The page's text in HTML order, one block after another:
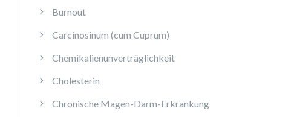
Burnout
Carcinosinum (cum Cuprum)
Chemikalienunverträglichkeit
Cholesterin
Chronische Magen-Darm-Erkrankung